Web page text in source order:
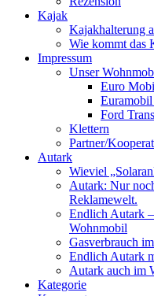
Kajak
Kajakhalterung
Wie kommt das
Impressum
Unser
Euro
Ford
Klettern
Partner/
Autark
Wieviel
Autark: Nur
Reklamewelt.
Endlich Autark
Wohnmobil
Gasverbrauch
Endlich Autark
Autark auch im
Kategorie